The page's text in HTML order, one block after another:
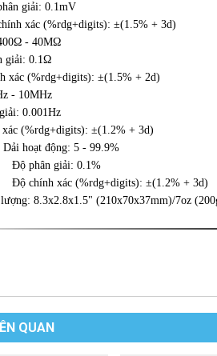
0.1mV
(%rdg+digits): ±(1.5% + 3d)
- 40MΩ
0.1Ω
±(1.5% + 2d)
- 10MHz
0.001Hz
±(1.2% + 3d)
hoạt động: 5 - 99.9%
giải: 0.1%
(%rdg+digits): ±(1.2% + 3d)
8.3x2.8x1.5" (210x70x37mm)/7oz
QUAN